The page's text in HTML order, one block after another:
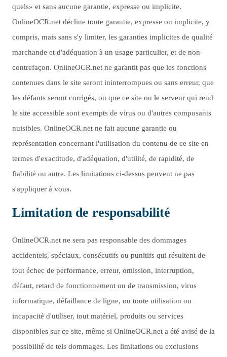
quels» et sans aucune garantie, expresse ou implicite.
OnlineOCR.net décline toute garantie, expresse ou implicite, y
compris, mais sans s'y limiter, les garanties implicites de qualité
marchande et d'adéquation à un usage particulier, et de non-
contrefaçon. OnlineOCR.net ne garantit pas que les fonctions
contenues dans le site seront ininterrompues ou sans erreur, que
les défauts seront corrigés, ou que ce site ou le serveur qui rend
le site accessible sont exempts de virus ou d'autres composants
nuisibles. OnlineOCR.net ne fait aucune garantie ou
représentation concernant l'utilisation du contenu de ce site en
termes d'exactitude, d'adéquation, d'utilité, de rapidité, de
fiabilité ou autre. Les limitations ci-dessus peuvent ne pas
s'appliquer à vous.
Limitation de responsabilité
OnlineOCR.net ne sera pas responsable des dommages
accidentels, spéciaux, consécutifs ou punitifs qui résultent de
tout échec de performance, erreur, omission, interruption,
défaut, retard de fonctionnement ou de transmission, virus
informatique, défaillance de ligne, ou toute utilisation ou
incapacité d'utiliser, tout matériel, produits ou services
disponibles sur ce site, même si OnlineOCR.net a été avisé de la
possibilité de tels dommages. Les limitations ou exclusions